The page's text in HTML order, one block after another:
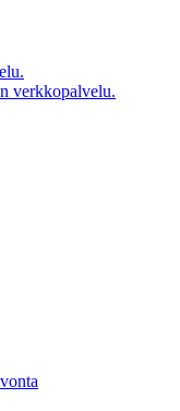
verkkopalvelu.